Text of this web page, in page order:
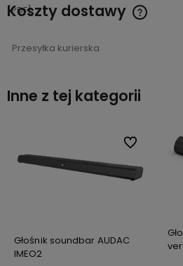
Koszty dostawy
Przesyłka kurierska
Inne z tej kategorii
Głośnik soundbar AUDAC
IMEO2
Do ulubionych
Do ulubionych